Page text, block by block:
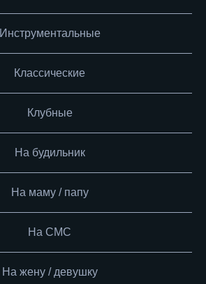
Инструментальные
Классические
Клубные
На будильник
На маму / папу
На СМС
На жену / девушку